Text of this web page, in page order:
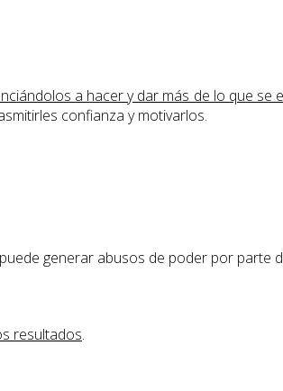
a hacer y dar más de lo que se
confianza y motivarlos.
generar abusos de poder por parte
resultados.